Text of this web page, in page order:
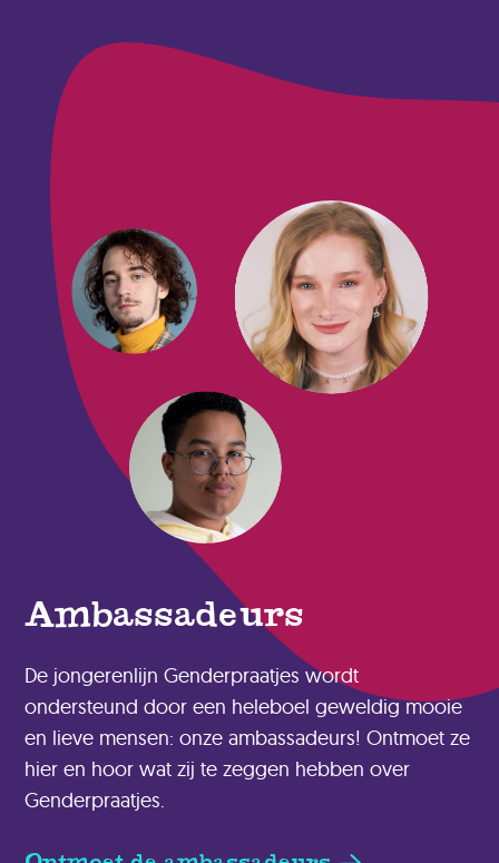
Ambassadeurs
De jongerenlijn Genderpraatjes wordt
ondersteund door een heleboel geweldig mooie
en lieve mensen: onze ambassadeurs! Ontmoet ze
hier en hoor wat zij te zeggen hebben over
Genderpraatjes.